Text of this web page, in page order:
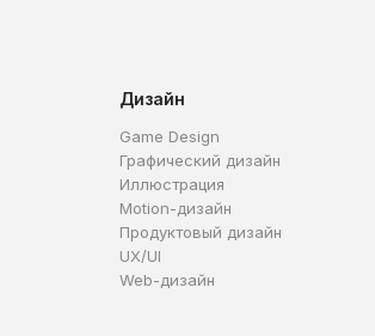
Дизайн
Game Design
Графический дизайн
Иллюстрация
Motion-дизайн
Продуктовый дизайн
UX/UI
Web-дизайн